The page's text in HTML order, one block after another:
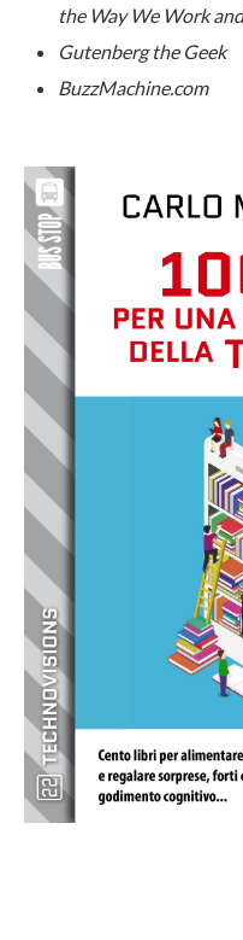
the Way We Work
Gutenberg the Geek
BuzzMachine.com